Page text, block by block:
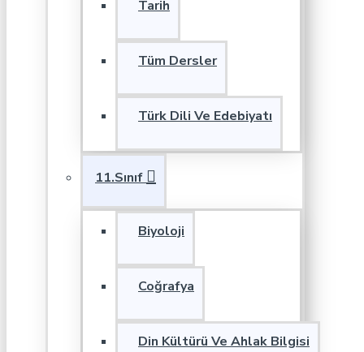
Tarih
Tüm Dersler
Türk Dili Ve Edebiyatı
11.Sınıf
Biyoloji
Coğrafya
Din Kültürü Ve Ahlak Bilgisi